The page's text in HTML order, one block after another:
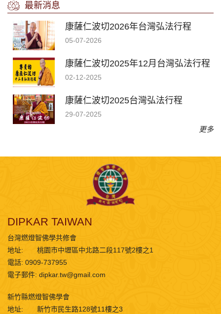
最新消息
康薩仁波切2026年台灣弘法行程
05-07-2026
康薩仁波切2025年12月台灣弘法行程
02-12-2025
康薩仁波切2025台灣弘法行程
29-07-2025
更多
DIPKAR TAIWAN
台灣燃燈智佛學共修會
地址:
桃園市中壢區中北路二段117號2樓之1
電話: 0909-737955
電子郵件: dipkar.tw@gmail.com
新竹縣燃燈智佛學會
地址:
新竹市民生路128號11樓之3